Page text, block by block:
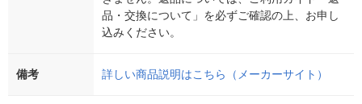
品・交換について」を必ずご確認の上、お申し
込みください。
備考 詳しい商品説明はこちら（メーカーサイト）